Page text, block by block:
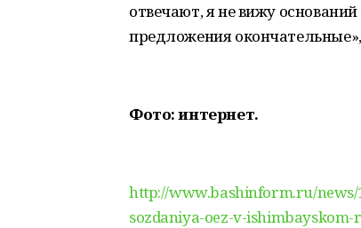
отвечают, я не вижу
предложения
Фото: интернет.
http://www.bashinform.ru/
sozdaniya-oez-v-